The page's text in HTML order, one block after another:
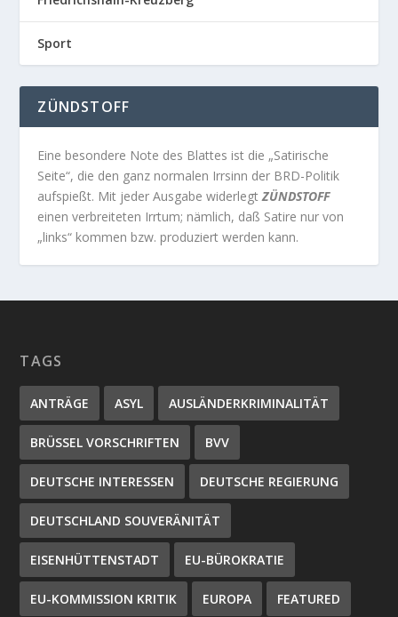
Sport
ZÜNDSTOFF
Eine besondere Note des Blattes ist die „Satirische
Seite“, die den ganz normalen Irrsinn der BRD-Politik
aufspießt. Mit jeder Ausgabe widerlegtZÜNDSTOFF
einen verbreiteten Irrtum; nämlich, daß Satire nur von
„links“ kommen bzw. produziert werden kann.
TAGS
ANTRÄGE ASYL AUSLÄNDERKRIMINALITÄT
BRÜSSEL VORSCHRIFTEN BVV
DEUTSCHE INTERESSEN DEUTSCHE REGIERUNG
DEUTSCHLAND SOUVERÄNITÄT
EISENHÜTTENSTADT EU-BÜROKRATIE
EU-KOMMISSION KRITIK EUROPA FEATURED